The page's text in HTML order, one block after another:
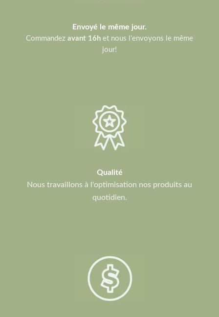
Envoyé le même jour.
Commandez avant 16h et nous l'envoyons le même
jour!
Qualité
Nous travaillons à l'optimisation nos produits au
quotidien.